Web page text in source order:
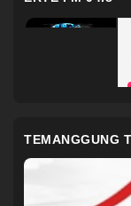
TEMANGGUNG